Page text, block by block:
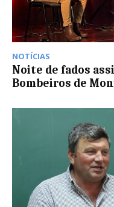
NOTÍCIAS
Noite de fados
Bombeiros de